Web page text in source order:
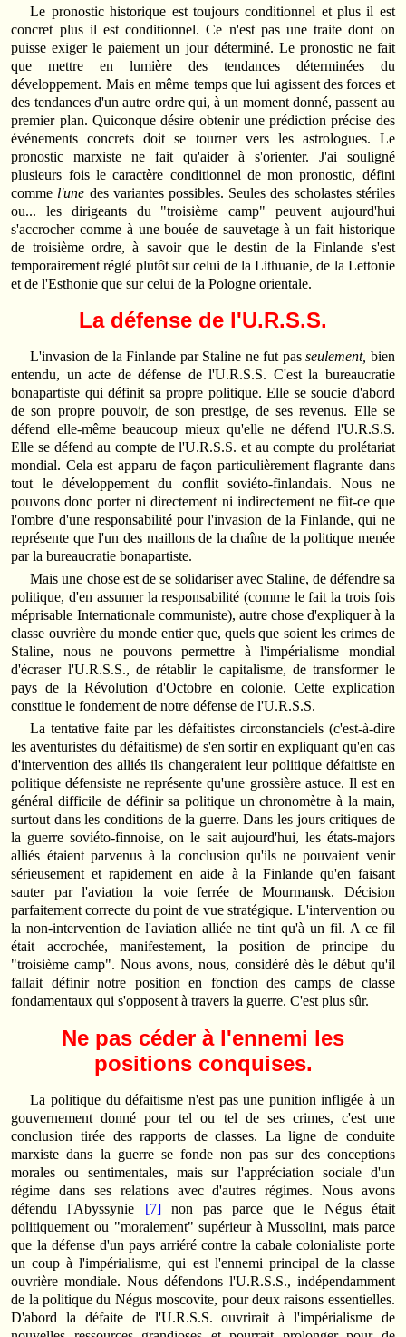
Le pronostic historique est toujours conditionnel et plus il est
concret plus il est conditionnel. Ce n'est pas une traite dont on
puisse exiger le paiement un jour déterminé. Le pronostic ne fait
que mettre en lumière des tendances déterminées du
développement. Mais en même temps que lui agissent des forces et
des tendances d'un autre ordre qui, à un moment donné, passent au
premier plan. Quiconque désire obtenir une prédiction précise des
événements concrets doit se tourner vers les astrologues. Le
pronostic marxiste ne fait qu'aider à s'orienter. J'ai souligné
plusieurs fois le caractère conditionnel de mon pronostic, défini
comme l'une des variantes possibles. Seules des scholastes stériles
ou... les dirigeants du "troisième camp" peuvent aujourd'hui
s'accrocher comme à une bouée de sauvetage à un fait historique
de troisième ordre, à savoir que le destin de la Finlande s'est
temporairement réglé plutôt sur celui de la Lithuanie, de la Lettonie
et de l'Esthonie que sur celui de la Pologne orientale.
La défense de l'U.R.S.S.
L'invasion de la Finlande par Staline ne fut passeulement, bien
entendu, un acte de défense de l'U.R.S.S. C'est la bureaucratie
bonapartiste qui définit sa propre politique. Elle se soucie d'abord
de son propre pouvoir, de son prestige, de ses revenus. Elle se
défend elle-même beaucoup mieux qu'elle ne défend l'U.R.S.S.
Elle se défend au compte de l'U.R.S.S. et au compte du prolétariat
mondial. Cela est apparu de façon particulièrement flagrante dans
tout le développement du conflit soviéto-finlandais. Nous ne
pouvons donc porter ni directement ni indirectement ne fût-ce que
l'ombre d'une responsabilité pour l'invasion de la Finlande, qui ne
représente que l'un des maillons de la chaîne de la politique menée
par la bureaucratie bonapartiste.
Mais une chose est de se solidariser avec Staline, de défendre sa
politique, d'en assumer la responsabilité (comme le fait la trois fois
méprisable Internationale communiste), autre chose d'expliquer à la
classe ouvrière du monde entier que, quels que soient les crimes de
Staline, nous ne pouvons permettre à l'impérialisme mondial
d'écraser l'U.R.S.S., de rétablir le capitalisme, de transformer le
pays de la Révolution d'Octobre en colonie. Cette explication
constitue le fondement de notre défense de l'U.R.S.S.
La tentative faite par les défaitistes circonstanciels (c'est-à-dire
les aventuristes du défaitisme) de s'en sortir en expliquant qu'en cas
d'intervention des alliés ils changeraient leur politique défaitiste en
politique défensiste ne représente qu'une grossière astuce. Il est en
général difficile de définir sa politique un chronomètre à la main,
surtout dans les conditions de la guerre. Dans les jours critiques de
la guerre soviéto-finnoise, on le sait aujourd'hui, les états-majors
alliés étaient parvenus à la conclusion qu'ils ne pouvaient venir
sérieusement et rapidement en aide à la Finlande qu'en faisant
sauter par l'aviation la voie ferrée de Mourmansk. Décision
parfaitement correcte du point de vue stratégique. L'intervention ou
la non-intervention de l'aviation alliée ne tint qu'à un fil. A ce fil
était accrochée, manifestement, la position de principe du
"troisième camp". Nous avons, nous, considéré dès le début qu'il
fallait définir notre position en fonction des camps de classe
fondamentaux qui s'opposent à travers la guerre. C'est plus sûr.
Ne pas céder à l'ennemi les
positions conquises.
La politique du défaitisme n'est pas une punition infligée à un
gouvernement donné pour tel ou tel de ses crimes, c'est une
conclusion tirée des rapports de classes. La ligne de conduite
marxiste dans la guerre se fonde non pas sur des conceptions
morales ou sentimentales, mais sur l'appréciation sociale d'un
régime dans ses relations avec d'autres régimes. Nous avons
défendu l'Abyssynie [7]non pas parce que le Négus était
politiquement ou "moralement" supérieur à Mussolini, mais parce
que la défense d'un pays arriéré contre la cabale colonialiste porte
un coup à l'impérialisme, qui est l'ennemi principal de la classe
ouvrière mondiale. Nous défendons l'U.R.S.S., indépendamment
de la politique du Négus moscovite, pour deux raisons essentielles.
D'abord la défaite de l'U.R.S.S. ouvrirait à l'impérialisme de